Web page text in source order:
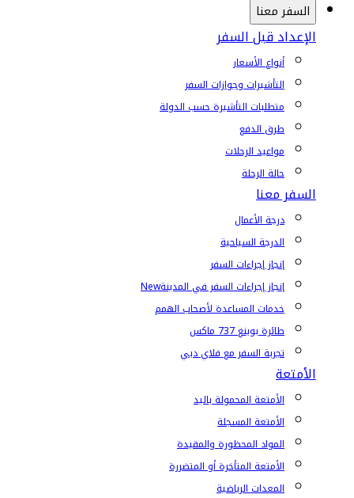
السفر معنا
الإعداد قبل السفر
أنواع الأسعار
التأشيرات وجوازات السفر
متطلبات التأشيرة حسب الدولة
طرق الدفع
مواعيد الرحلات
حالة الرحلة
السفر معنا
درجة الأعمال
الدرجة السياحية
إنجاز إجراءات السفر
إنجاز إجراءات السفر في المدينةNew
خدمات المساعدة لأصحاب الهمم
طائرة بوينغ 737 ماكس
تجربة السفر مع فلاي دبي
الأمتعة
الأمتعة المحمولة باليد
الأمتعة المسجلة
المواد المحظورة والمقيدة
الأمتعة المتأخرة أو المتضررة
المعدات الرياضية